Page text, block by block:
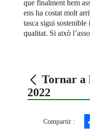
que finalment hem
ens ha costat molt
tasca sigui
qualitat. Si això
Tornar a
2022
Compartir :